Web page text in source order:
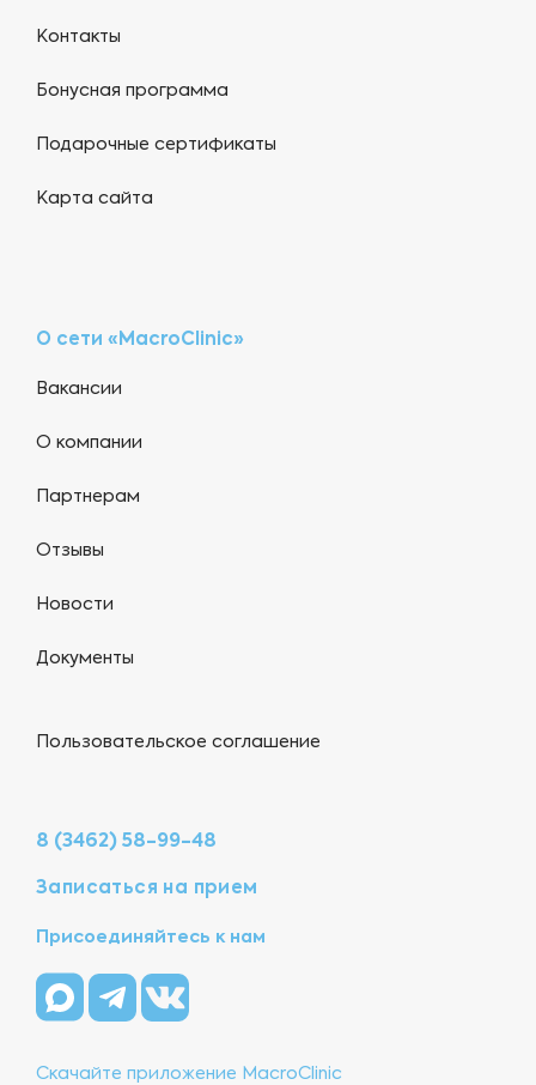
Контакты
Бонусная программа
Подарочные сертификаты
Карта сайта
О сети «MacroClinic»
Вакансии
О компании
Партнерам
Отзывы
Новости
Документы
Пользовательское соглашение
8 (3462) 58-99-48
Записаться на прием
Присоединяйтесь к нам
Скачайте приложение MacroClinic